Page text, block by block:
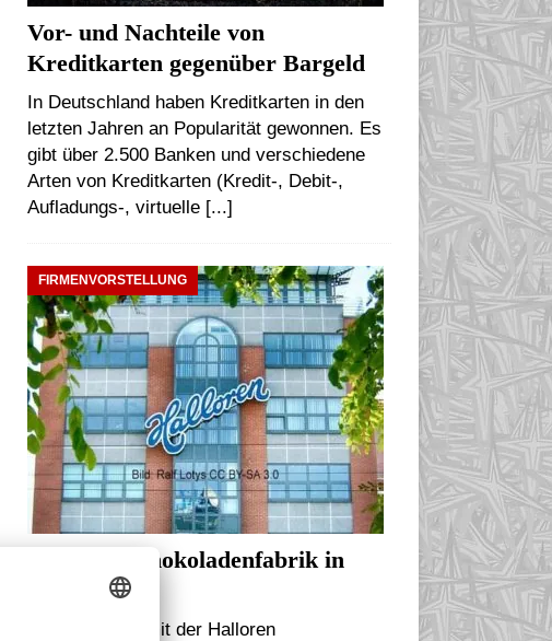
Vor- und Nachteile von
Kreditkarten gegenüber Bargeld
In Deutschland haben Kreditkarten in den
letzten Jahren an Popularität gewonnen. Es
gibt über 2.500 Banken und verschiedene
Arten von Kreditkarten (Kredit-, Debit-,
Aufladungs-, virtuelle [...]
FIRMENVORSTELLUNG
Halloren Schokoladenfabrik in
Halle (Saale)
Bevor wir uns mit der Halloren